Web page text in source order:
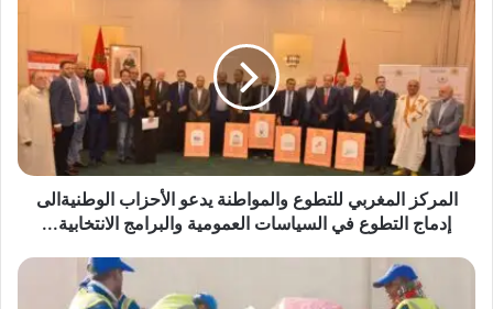
المغربي
للتطوع
والمواطنة
يدعو
الأحزاب
الوطنيةالى
إدماج
التطوع
السياسات
والبرامج
الانتخابية...
المركز المغربي للتطوع والمواطنة يدعو الأحزاب الوطنيةالى
إدماج التطوع في السياسات العمومية والبرامج الانتخابية...
نقابيون